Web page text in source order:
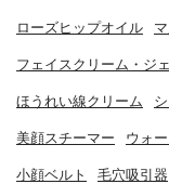
ローズヒップオイル
フェイスクリーム・ジ
ほうれい線クリーム
美顔スチーマー ウォ
小顔ベルト 毛穴吸引器